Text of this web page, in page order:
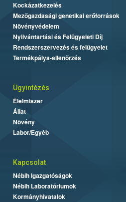
Kockázatkezelés
Mezőgazdasági genetikai erőforrások
Növényvédelem
Nyilvántartási és Felügyeleti Díj
Rendszerszervezés és felügyelet
Termékpálya-ellenőrzés
Ügyintézés
Élelmiszer
Állat
Növény
Labor/Egyéb
Kapcsolat
Nébih Igazgatóságok
Nébih Laboratóriumok
Kormányhivatalok